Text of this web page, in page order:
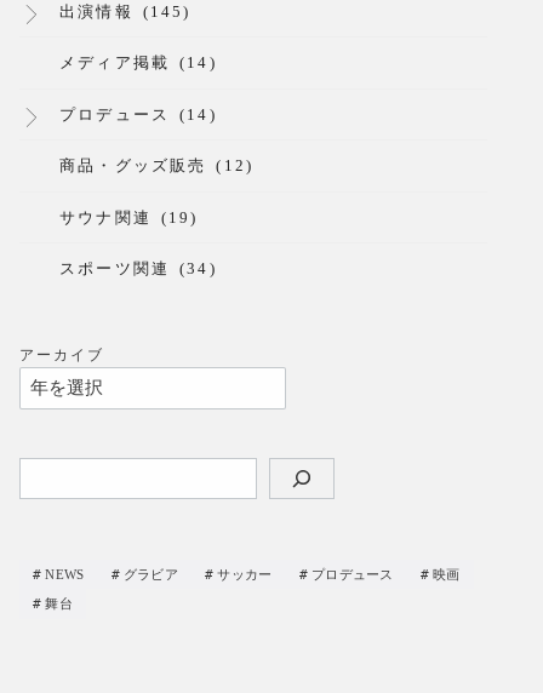
出演情報 (145)
メディア掲載 (14)
プロデュース (14)
商品・グッズ販売 (12)
サウナ関連 (19)
スポーツ関連 (34)
アーカイブ
索
NEWS グラビア サッカー プロデュース 映画
舞台